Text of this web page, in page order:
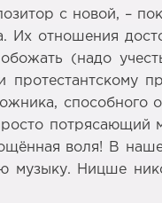
с новой, –
Их отношения
(надо
способного
воля! В
музыку. Ницше